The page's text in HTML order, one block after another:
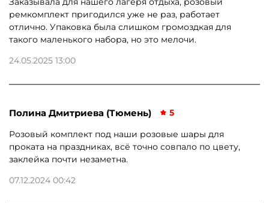
ремкомплект пригодился уже не раз, работает
отлично. Упаковка была слишком громоздкая для
такого маленького набора, но это мелочи.
24.05.2025 13:00
Полина Дмитриева (Тюмень)
5
Розовый комплект под наши розовые шары для
проката на праздниках, всё точно совпало по цвету,
заклейка почти незаметна.
07.12.2024 00:42